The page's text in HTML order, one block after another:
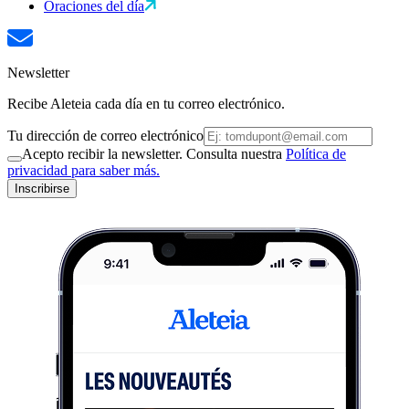
Oraciones del día
Newsletter
Recibe Aleteia cada día en tu correo electrónico.
Tu dirección de correo electrónico
Acepto recibir la newsletter. Consulta nuestra Política de
privacidad para saber más.
Inscribirse